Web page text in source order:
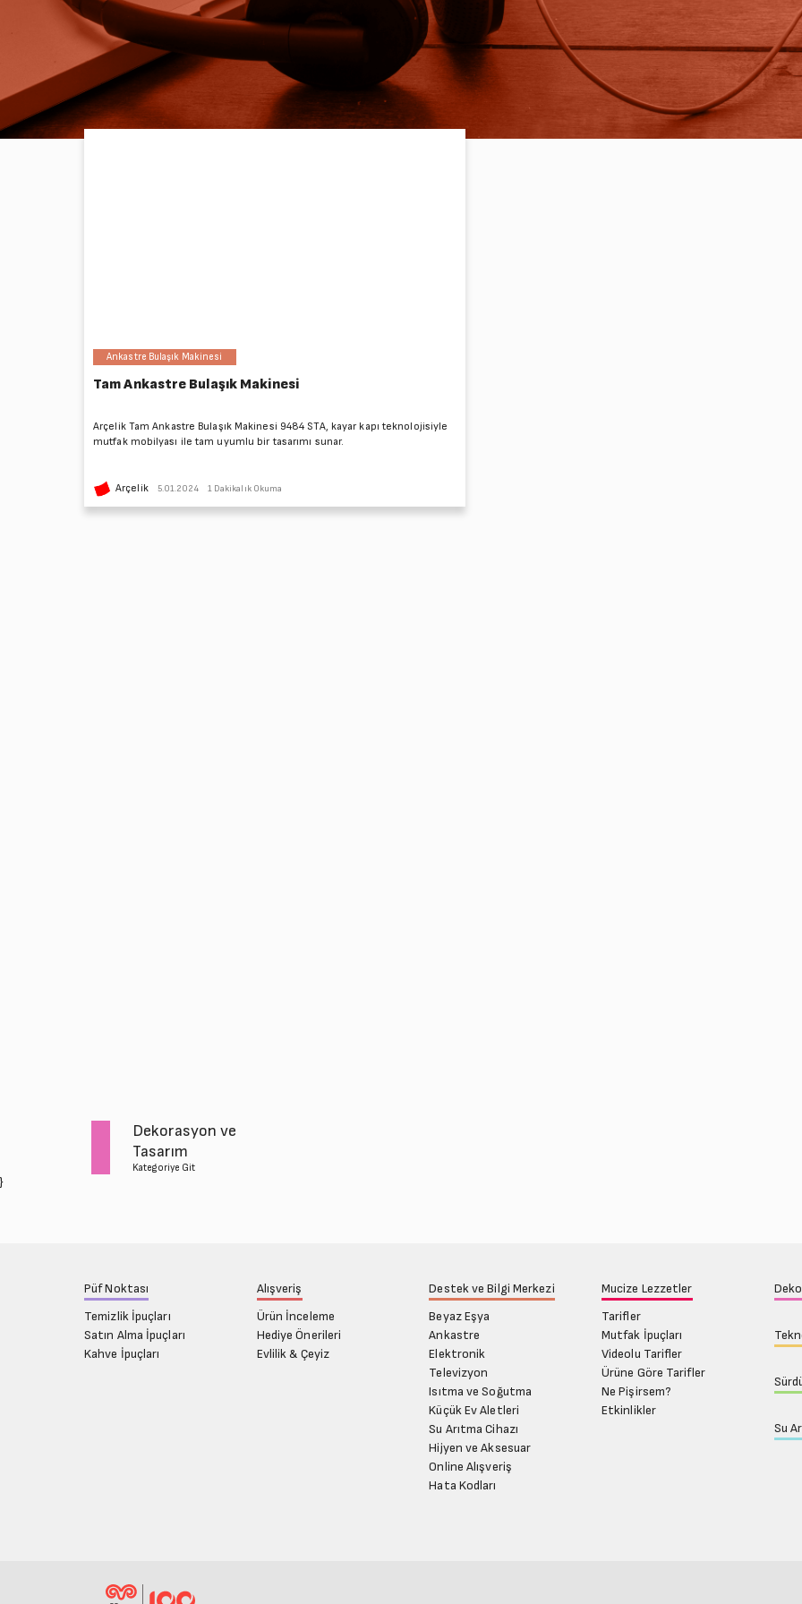
1 İçerik
Ankastre Bulaşık Makinesi
Tam Ankastre Bulaşık Makinesi
Arçelik Tam Ankastre Bulaşık Makinesi 9484 STA, kayar kapı teknolojisiyle
mutfak mobilyası ile tam uyumlu bir tasarımı sunar.
Arçelik 5.01.2024 1 Dakikalık Okuma
Dekorasyon ve
Tasarım
Kategoriye Git
}
Püf Noktası
Temizlik İpuçları
Satın Alma İpuçları
Kahve İpuçları
Alışveriş
Ürün İnceleme
Hediye Önerileri
Evlilik & Çeyiz
Destek ve Bilgi Merkezi
Beyaz Eşya
Ankastre
Elektronik
Televizyon
Isıtma ve Soğutma
Küçük Ev Aletleri
Su Arıtma Cihazı
Hijyen ve Aksesuar
Online Alışveriş
Hata Kodları
Mucize Lezzetler
Tarifler
Mutfak İpuçları
Videolu Tarifler
Ürüne Göre Tarifler
Ne Pişirsem?
Etkinlikler
Su